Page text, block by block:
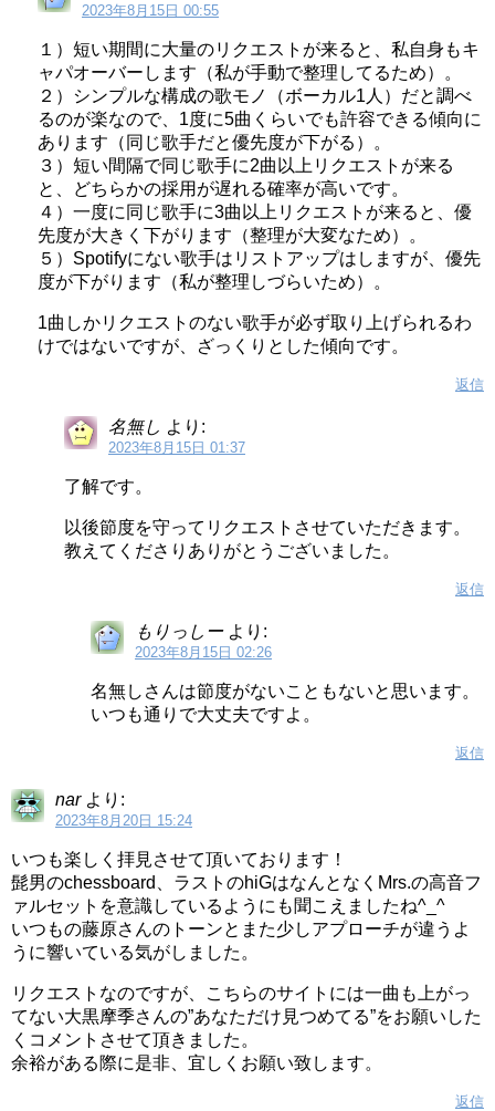
2023年8月15日 00:55
１）短い期間に大量のリクエストが来ると、私自身もキ
ャパオーバーします（私が手動で整理してるため）。
２）シンプルな構成の歌モノ（ボーカル1人）だと調べ
るのが楽なので、1度に5曲くらいでも許容できる傾向に
あります（同じ歌手だと優先度が下がる）。
３）短い間隔で同じ歌手に2曲以上リクエストが来る
と、どちらかの採用が遅れる確率が高いです。
４）一度に同じ歌手に3曲以上リクエストが来ると、優
先度が大きく下がります（整理が大変なため）。
５）Spotifyにない歌手はリストアップはしますが、優先
度が下がります（私が整理しづらいため）。
1曲しかリクエストのない歌手が必ず取り上げられるわ
けではないですが、ざっくりとした傾向です。
返信
名無し より:
2023年8月15日 01:37
了解です。
以後節度を守ってリクエストさせていただきます。
教えてくださりありがとうございました。
返信
もりっしー より:
2023年8月15日 02:26
名無しさんは節度がないこともないと思います。
いつも通りで大丈夫ですよ。
返信
nar より:
2023年8月20日 15:24
いつも楽しく拝見させて頂いております！
髭男のchessboard、ラストのhiGはなんとなくMrs.の高音フ
ァルセットを意識しているようにも聞こえましたね^_^
いつもの藤原さんのトーンとまた少しアプローチが違うよ
うに響いている気がしました。
リクエストなのですが、こちらのサイトには一曲も上がっ
てない大黒摩季さんの”あなただけ見つめてる”をお願いした
くコメントさせて頂きました。
余裕がある際に是非、宜しくお願い致します。
返信